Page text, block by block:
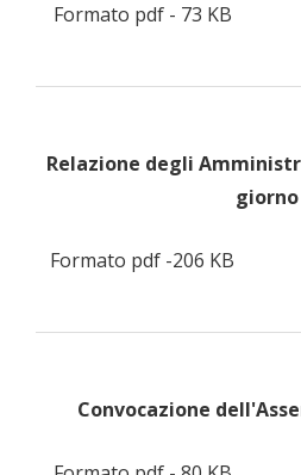
Formato pdf - 73 KB
Relazione degli
giorno
Formato pdf -206 KB
Convocazione